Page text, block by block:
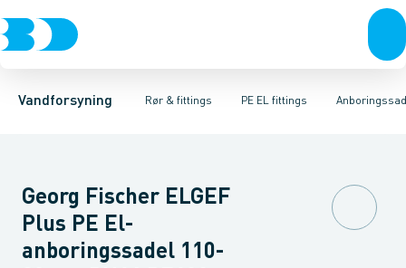
Vandforsyning Rør & fittings
Rør & fittingsKoblinger & anboringerMuffer, klemmer &
PE EL fittings
PE rørPE EL fittingsPE fittings Duktiljern fittings
VinklerT-stykker SvejsemufferReduktionerAnboringssadler-
Georg Fischer ELGEF
Plus PE El-
anboringssadel 110-